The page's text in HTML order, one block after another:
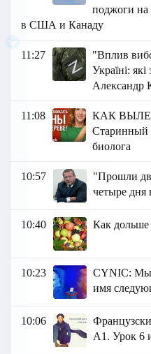
поджоги на
в США и Канаду
11:27
"Вплив
Україні:
Александр
11:08
КАК
Старинный
биолога
10:57
"Прошли
четыре
10:40 Как
10:23
СYNIC: Мы
имя
10:06
А1. Урок 6